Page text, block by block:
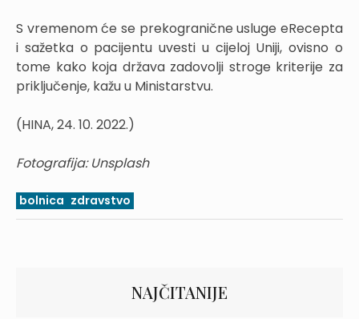
S vremenom će se prekogranične usluge eRecepta
i sažetka o pacijentu uvesti u cijeloj Uniji, ovisno o
tome kako koja država zadovolji stroge kriterije za
priključenje, kažu u Ministarstvu.
(HINA, 24. 10. 2022.)
Fotografija: Unsplash
bolnica zdravstvo
NAJČITANIJE